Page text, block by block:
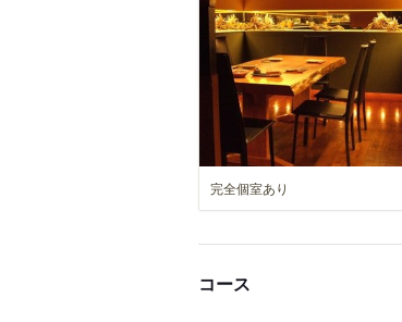
完全個室あり
コース